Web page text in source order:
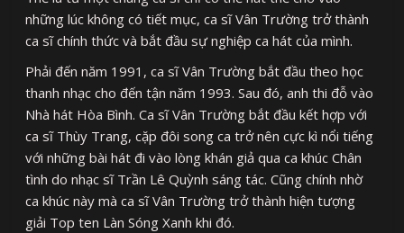
những lúc không có tiết mục, ca sĩ Vân Trường trở thành
ca sĩ chính thức và bắt đầu sự nghiệp ca hát của mình.
Phải đến năm 1991, ca sĩ Vân Trường bắt đầu theo học
thanh nhạc cho đến tận năm 1993. Sau đó, anh thi đỗ vào
Nhà hát Hòa Bình. Ca sĩ Vân Trường bắt đầu kết hợp với
ca sĩ Thùy Trang, cặp đôi song ca trở nên cực kì nổi tiếng
với những bài hát đi vào lòng khán giả qua ca khúc Chân
tình do nhạc sĩ Trần Lê Quỳnh sáng tác. Cũng chính nhờ
ca khúc này mà ca sĩ Vân Trường trở thành hiện tượng
giải Top ten Làn Sóng Xanh khi đó.